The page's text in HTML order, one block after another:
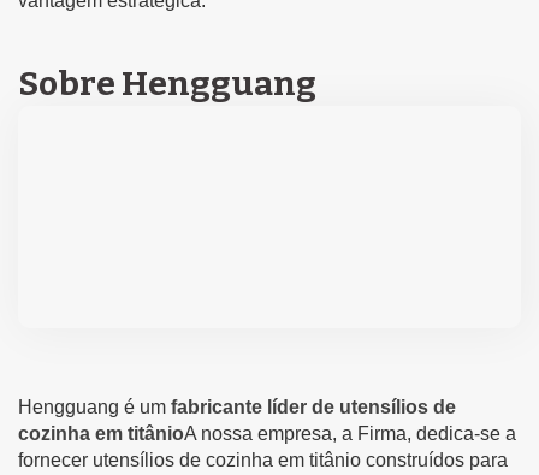
Sobre Hengguang
Hengguang é um fabricante líder de utensílios de
cozinha em titânioA nossa empresa, a Firma, dedica-se a
fornecer utensílios de cozinha em titânio construídos para